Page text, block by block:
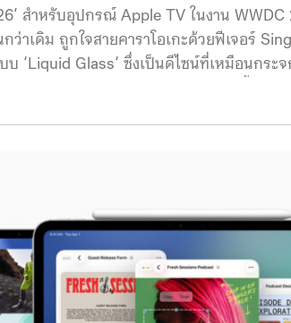
สำหรับอุปกรณ์ Apple TV ในงาน
ว่าเดิม ถูกใจสายคาราโอเกะด้วยฟีเจอร์
‘Liquid Glass‘ ซึ่งเป็นดีไซน์ที่เหมือนกระ